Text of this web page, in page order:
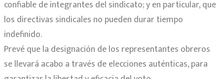
confiable de integrantes del sindicato; y en particular, que
los directivas sindicales no pueden durar tiempo
indefinido.
Prevé que la designación de los representantes obreros
se llevará acabo a través de elecciones auténticas, para